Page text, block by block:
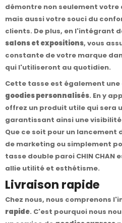
démontre non seulement
mais aussi votre souci du
clients. De plus, en l'intégrant
salons et expositions, vous
constante de votre marque
qui l'utiliseront au quotidien.
Cette tasse est également
goodies personnalisés. En y
offrez un produit utile qui sera
garantissant ainsi une
Que ce soit pour un
de marketing ou simplement
tasse double paroi CHIN CHAN
allie utilité et esthétisme.
Livraison rapide
Chez nous, nous comprenons
rapide. C'est pourquoi nous